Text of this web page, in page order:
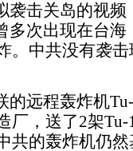
袭击关岛的视
多次出现在台
。中共没有袭
的远程轰炸机
厂，送了2架
共的轰炸机仍